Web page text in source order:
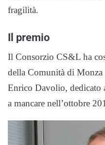
fragilità.
Il premio
Il Consorzio CS&L ha
della Comunità di
Enrico Davolio, dedicato
a mancare nell’ottobre